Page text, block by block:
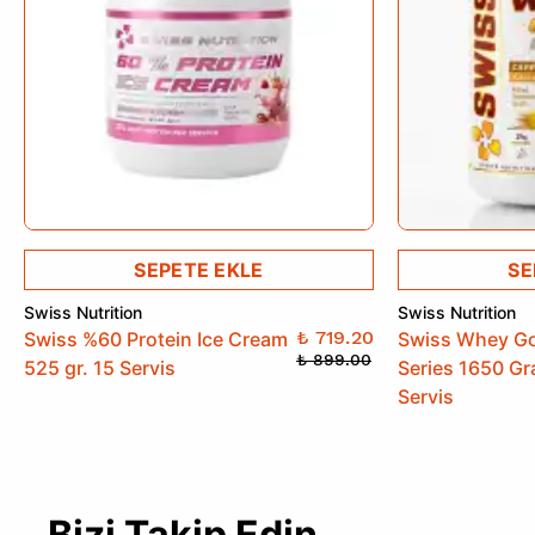
Vitamin B3 (Niasin)
Vitamin B6 (Pridoksin Hidroklorür)
Hüperziya Ekstresi
SEPETE EKLE
Swiss Nutrition
Swiss %60 Protein Ice Cream
525 gr. 15 Servis
₺ 719.20
₺ 899.00
Swiss Nutrition
Swiss Whey
Series 1650
Servis